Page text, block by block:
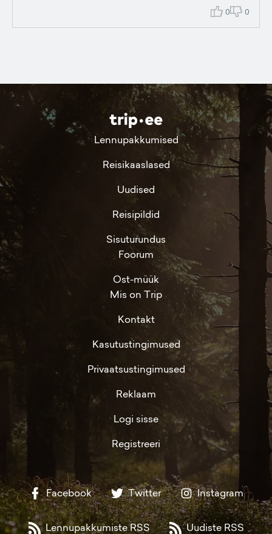
0 0
Lennupakkumised
Reisikaaslased
Uudised
Reisipildid
Sisuturundus
Foorum
Ost-müük
Mis on Trip
Kontakt
Kasutustingimused
Privaatsustingimused
Reklaam
Logi sisse
Registreeri
Facebook Twitter Instagram
Lennupakkumiste RSS Uudiste RSS